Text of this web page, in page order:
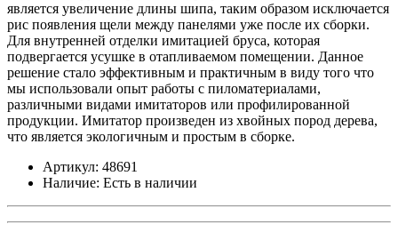
является увеличение длины шипа, таким образом исключается
рис появления щели между панелями уже после их сборки.
Для внутренней отделки имитацией бруса, которая
подвергается усушке в отапливаемом помещении. Данное
решение стало эффективным и практичным в виду того что
мы использовали опыт работы с пиломатериалами,
различными видами имитаторов или профилированной
продукции. Имитатор произведен из хвойных пород дерева,
что является экологичным и простым в сборке.
Артикул: 48691
Наличие: Есть в наличии